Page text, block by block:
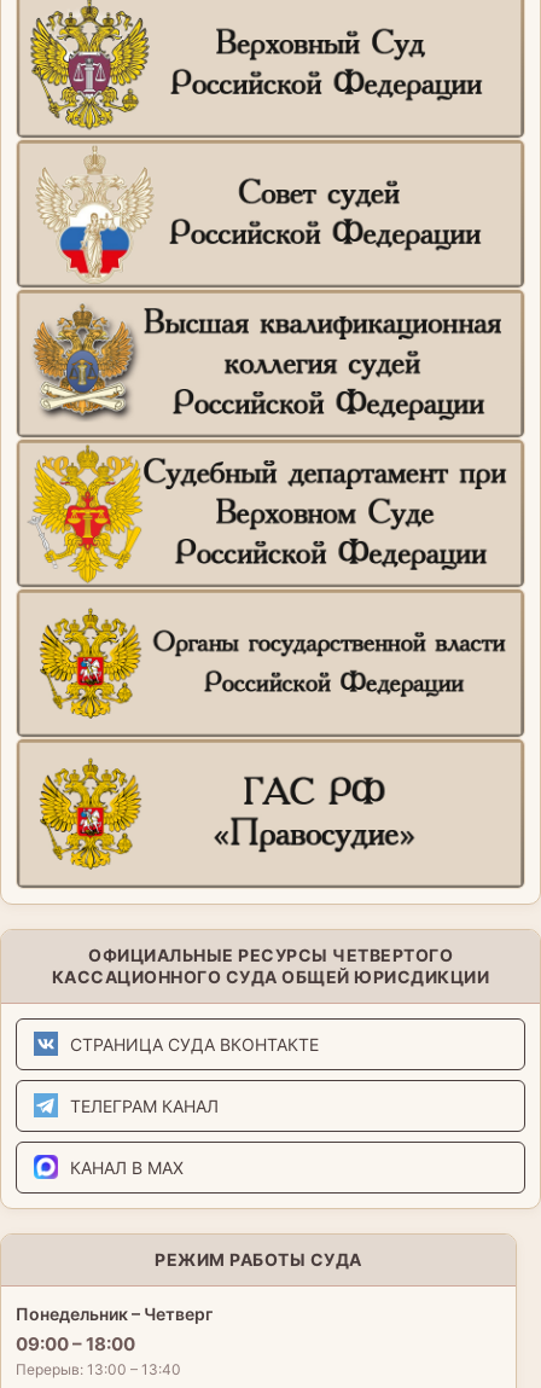
ОФИЦИАЛЬНЫЕ РЕСУРСЫ ЧЕТВЕРТОГО
КАССАЦИОННОГО СУДА ОБЩЕЙ ЮРИСДИКЦИИ
СТРАНИЦА СУДА ВКОНТАКТЕ
ТЕЛЕГРАМ КАНАЛ
КАНАЛ В MAX
РЕЖИМ РАБОТЫ СУДА
Понедельник – Четверг
09:00 – 18:00
Перерыв: 13:00 – 13:40